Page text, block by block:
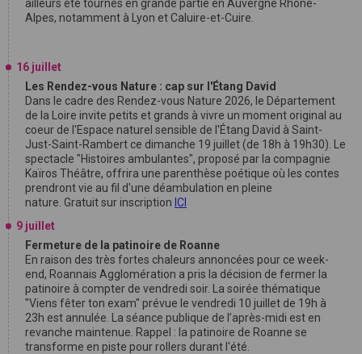
ailleurs été tournés en grande partie en Auvergne Rhône-
Alpes, notamment à Lyon et Caluire-et-Cuire.
16 juillet
Les Rendez-vous Nature : cap sur l'Étang David
Dans le cadre des Rendez-vous Nature 2026, le Département
de la Loire invite petits et grands à vivre un moment original au
coeur de l'Espace naturel sensible de l'Étang David à Saint-
Just-Saint-Rambert ce dimanche 19 juillet (de 18h à 19h30). Le
spectacle "Histoires ambulantes", proposé par la compagnie
Kaïros Théâtre, offrira une parenthèse poétique où les contes
prendront vie au fil d'une déambulation en pleine
nature. Gratuit sur inscription ICI
9 juillet
Fermeture de la patinoire de Roanne
En raison des très fortes chaleurs annoncées pour ce week-
end, Roannais Agglomération a pris la décision de fermer la
patinoire à compter de vendredi soir. La soirée thématique
"Viens fêter ton exam" prévue le vendredi 10 juillet de 19h à
23h est annulée. La séance publique de l’après-midi est en
revanche maintenue. Rappel : la patinoire de Roanne se
transforme en piste pour rollers durant l'été.